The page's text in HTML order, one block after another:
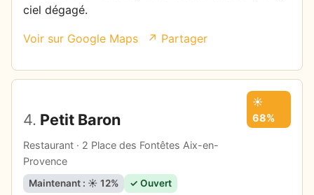
ciel dégagé.
Voir sur Google Maps ↗ Partager
4. Petit Baron
Restaurant · 2 Place des Fontêtes Aix-en-
Provence
☀️
68%
Maintenant : ☀️ 12% ✓ Ouvert